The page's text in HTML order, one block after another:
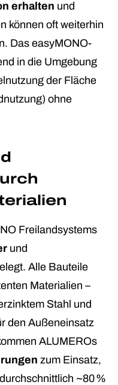
erhalten und
können oft weiterhin
Das easyMONO-
in die Umgebung
der Fläche
ohne
Freilandsystems
und
Alle Bauteile
Materialien –
Stahl und
den Außeneinsatz
ALUMEROs
zum Einsatz,
~80 %